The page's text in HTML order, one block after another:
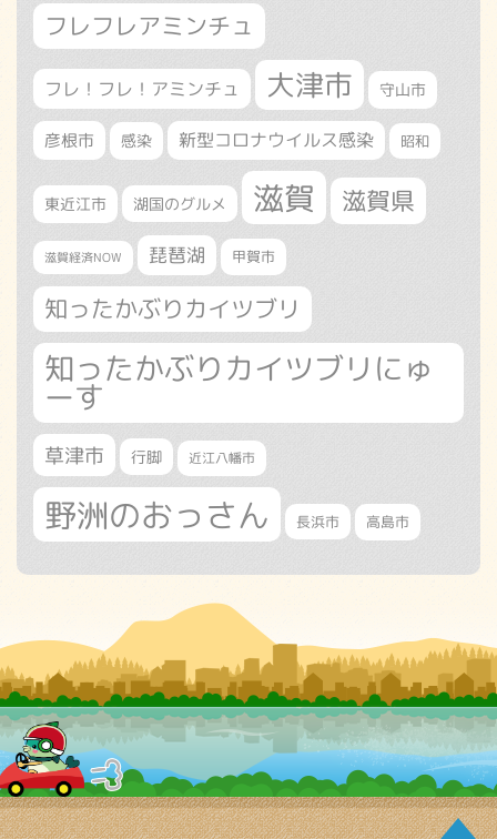
フレフレアミンチュ
フレ！フレ！アミンチュ 大津市 守山市
彦根市 感染 新型コロナウイルス感染 昭和
東近江市 湖国のグルメ 滋賀 滋賀県
滋賀経済NOW 琵琶湖 甲賀市
知ったかぶりカイツブリ
知ったかぶりカイツブリにゅ
ーす
草津市 行脚 近江八幡市
野洲のおっさん 長浜市 高島市